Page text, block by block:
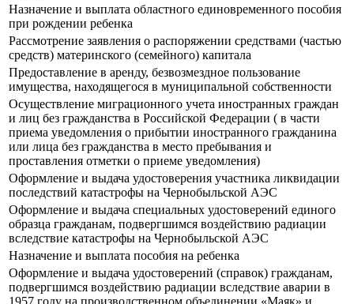
Назначение и выплата областного единовременного пособия
при рождении ребенка
Рассмотрение заявления о распоряжении средствами (частью
средств) материнского (семейного) капитала
Предоставление в аренду, безвозмездное пользование
имущества, находящегося в муниципальной собственности
Осуществление миграционного учета иностранных граждан
и лиц без гражданства в Российской Федерации ( в части
приема уведомления о прибытии иностранного гражданина
или лица без гражданства в место пребывания и
проставления отметки о приеме уведомления)
Оформление и выдача удостоверения участника ликвидации
последствий катастрофы на Чернобыльской АЭС
Оформление и выдача специальных удостоверений единого
образца гражданам, подвергшимся воздействию радиации
вследствие катастрофы на Чернобыльской АЭС
Назначение и выплата пособия на ребенка
Оформление и выдача удостоверений (справок) гражданам,
подвергшимся воздействию радиации вследствие аварии в